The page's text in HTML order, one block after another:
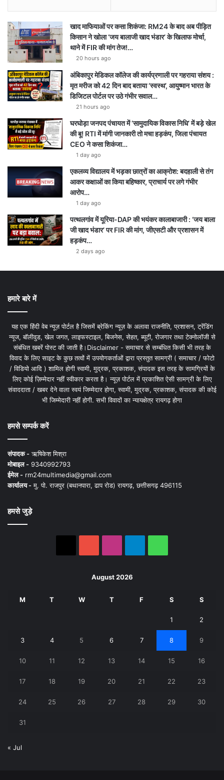
खाद माफियाओं पर कसा शिकंजा: RM24 के बाद अब पीड़ित
किसान ने खोला ‘जय बालाजी खाद भंडार’ के खिलाफ मोर्चा,
थाने में FIR की मांग तेज!…
20 hours ago
अंबिकापुर मेडिकल कॉलेज की कार्यप्रणाली पर गहराया संशय :
मृत मरीज को 42 दिन बाद बताया ‘स्वस्थ’, आयुष्मान भारत के
डिजिटल पोर्टल पर उठे गंभीर सवाल…
21 hours ago
घरघोड़ा जनपद पंचायत में ‘सामुदायिक विकास निधि’ में बड़े खेल
की बू! RTI में मांगी जानकारी तो मचा हड़कंप, जिला पंचायत
CEO ने कसा शिकंजा…
1 day ago
एकलव्य विद्यालय में भड़का छात्रों का आक्रोश: बदहाली से तंग
आकर कक्षाओं का किया बहिष्कार, प्राचार्य पर लगे गंभीर
आरोप…
1 day ago
पत्थलगांव में यूरिया-DAP की भयंकर कालाबाजारी : ‘जय बाला
जी खाद भंडार’ पर FIR की मांग, जीएसटी और प्रशासन में
हड़कंप…
2 days ago
हमारे बारे में
यह एक हिंदी वेब न्यूज़ पोर्टल है जिसमें ब्रेकिंग न्यूज़ के अलावा राजनीति, प्रशासन, ट्रेंडिंग
न्यूज, बॉलीवुड, खेल जगत, लाइफस्टाइल, बिजनेस, सेहत, ब्यूटी, रोजगार तथा टेक्नोलॉजी से
संबंधित खबरें पोस्ट की जाती है।Disclaimer - समाचार से सम्बंधित किसी भी तरह के
विवाद के लिए साइट के कुछ तत्वों में उपयोगकर्ताओं द्वारा प्रस्तुत सामग्री ( समाचार / फोटो
/ विडियो आदि ) शामिल होगी स्वामी, मुद्रक, प्रकाशक, संपादक इस तरह के सामग्रियों के
लिए कोई ज़िम्मेदार नहीं स्वीकार करता है। न्यूज़ पोर्टल में प्रकाशित ऐसी सामग्री के लिए
संवाददाता / खबर देने वाला स्वयं जिम्मेदार होगा, स्वामी, मुद्रक, प्रकाशक, संपादक की कोई
भी जिम्मेदारी नहीं होगी. सभी विवादों का न्यायक्षेत्र रायगढ़ होगा
हमसे सम्पर्क करें
संपादक -ऋषिकेश मिश्रा
मोबाइल - 9340992793
ईमेल - rm24multimedia@gmail.com
कार्यालय -मु. पो. राजपुर (बथानपारा, ढाप रोड) रायगढ़, छत्तीसगढ़ 496115
हमसे जुड़े
August 2026
M T W T F S S
1 2
3 4 5 6 7 8 9
10 11 12 13 14 15 16
17 18 19 20 21 22 23
24 25 26 27 28 29 30
31
« Jul